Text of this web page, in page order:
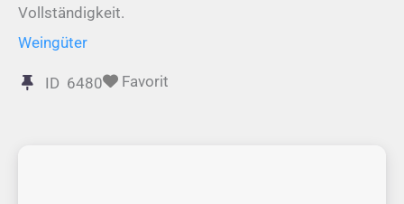
Vollständigkeit.
Weingüter
ID 6480 Favorit